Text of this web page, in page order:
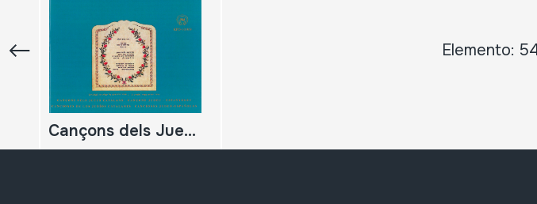
Elemento:
Cançons dels Jueus Catalans; Cançons dels Jueus Espanyoles; Canciones de los Judíos Catalanes; Canciones Judeo-españolas